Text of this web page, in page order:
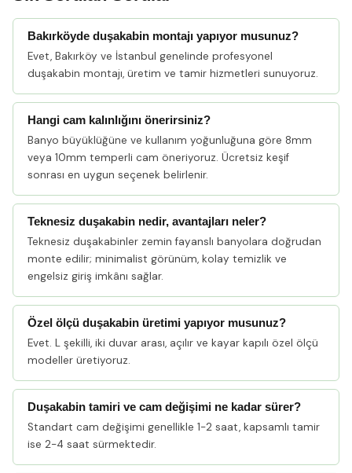
Bakırköyde duşakabin montajı yapıyor musunuz?
Evet, Bakırköy ve İstanbul genelinde profesyonel
duşakabin montajı, üretim ve tamir hizmetleri sunuyoruz.
Hangi cam kalınlığını önerirsiniz?
Banyo büyüklüğüne ve kullanım yoğunluğuna göre 8mm
veya 10mm temperli cam öneriyoruz. Ücretsiz keşif
sonrası en uygun seçenek belirlenir.
Teknesiz duşakabin nedir, avantajları neler?
Teknesiz duşakabinler zemin fayanslı banyolara doğrudan
monte edilir; minimalist görünüm, kolay temizlik ve
engelsiz giriş imkânı sağlar.
Özel ölçü duşakabin üretimi yapıyor musunuz?
Evet. L şekilli, iki duvar arası, açılır ve kayar kapılı özel ölçü
modeller üretiyoruz.
Duşakabin tamiri ve cam değişimi ne kadar sürer?
Standart cam değişimi genellikle 1-2 saat, kapsamlı tamir
ise 2-4 saat sürmektedir.